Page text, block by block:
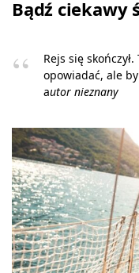
Bądź ciekawy
Rejs się
opowiadać, ale
autor nieznany